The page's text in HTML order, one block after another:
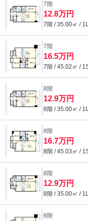
7階
12.8万円
7階 / 35.00㎡ /
7階
16.5万円
7階 / 45.02㎡ /
8階
12.9万円
8階 / 35.00㎡ /
8階
16.7万円
8階 / 45.03㎡ /
8階
12.9万円
8階 / 35.00㎡ /
8階